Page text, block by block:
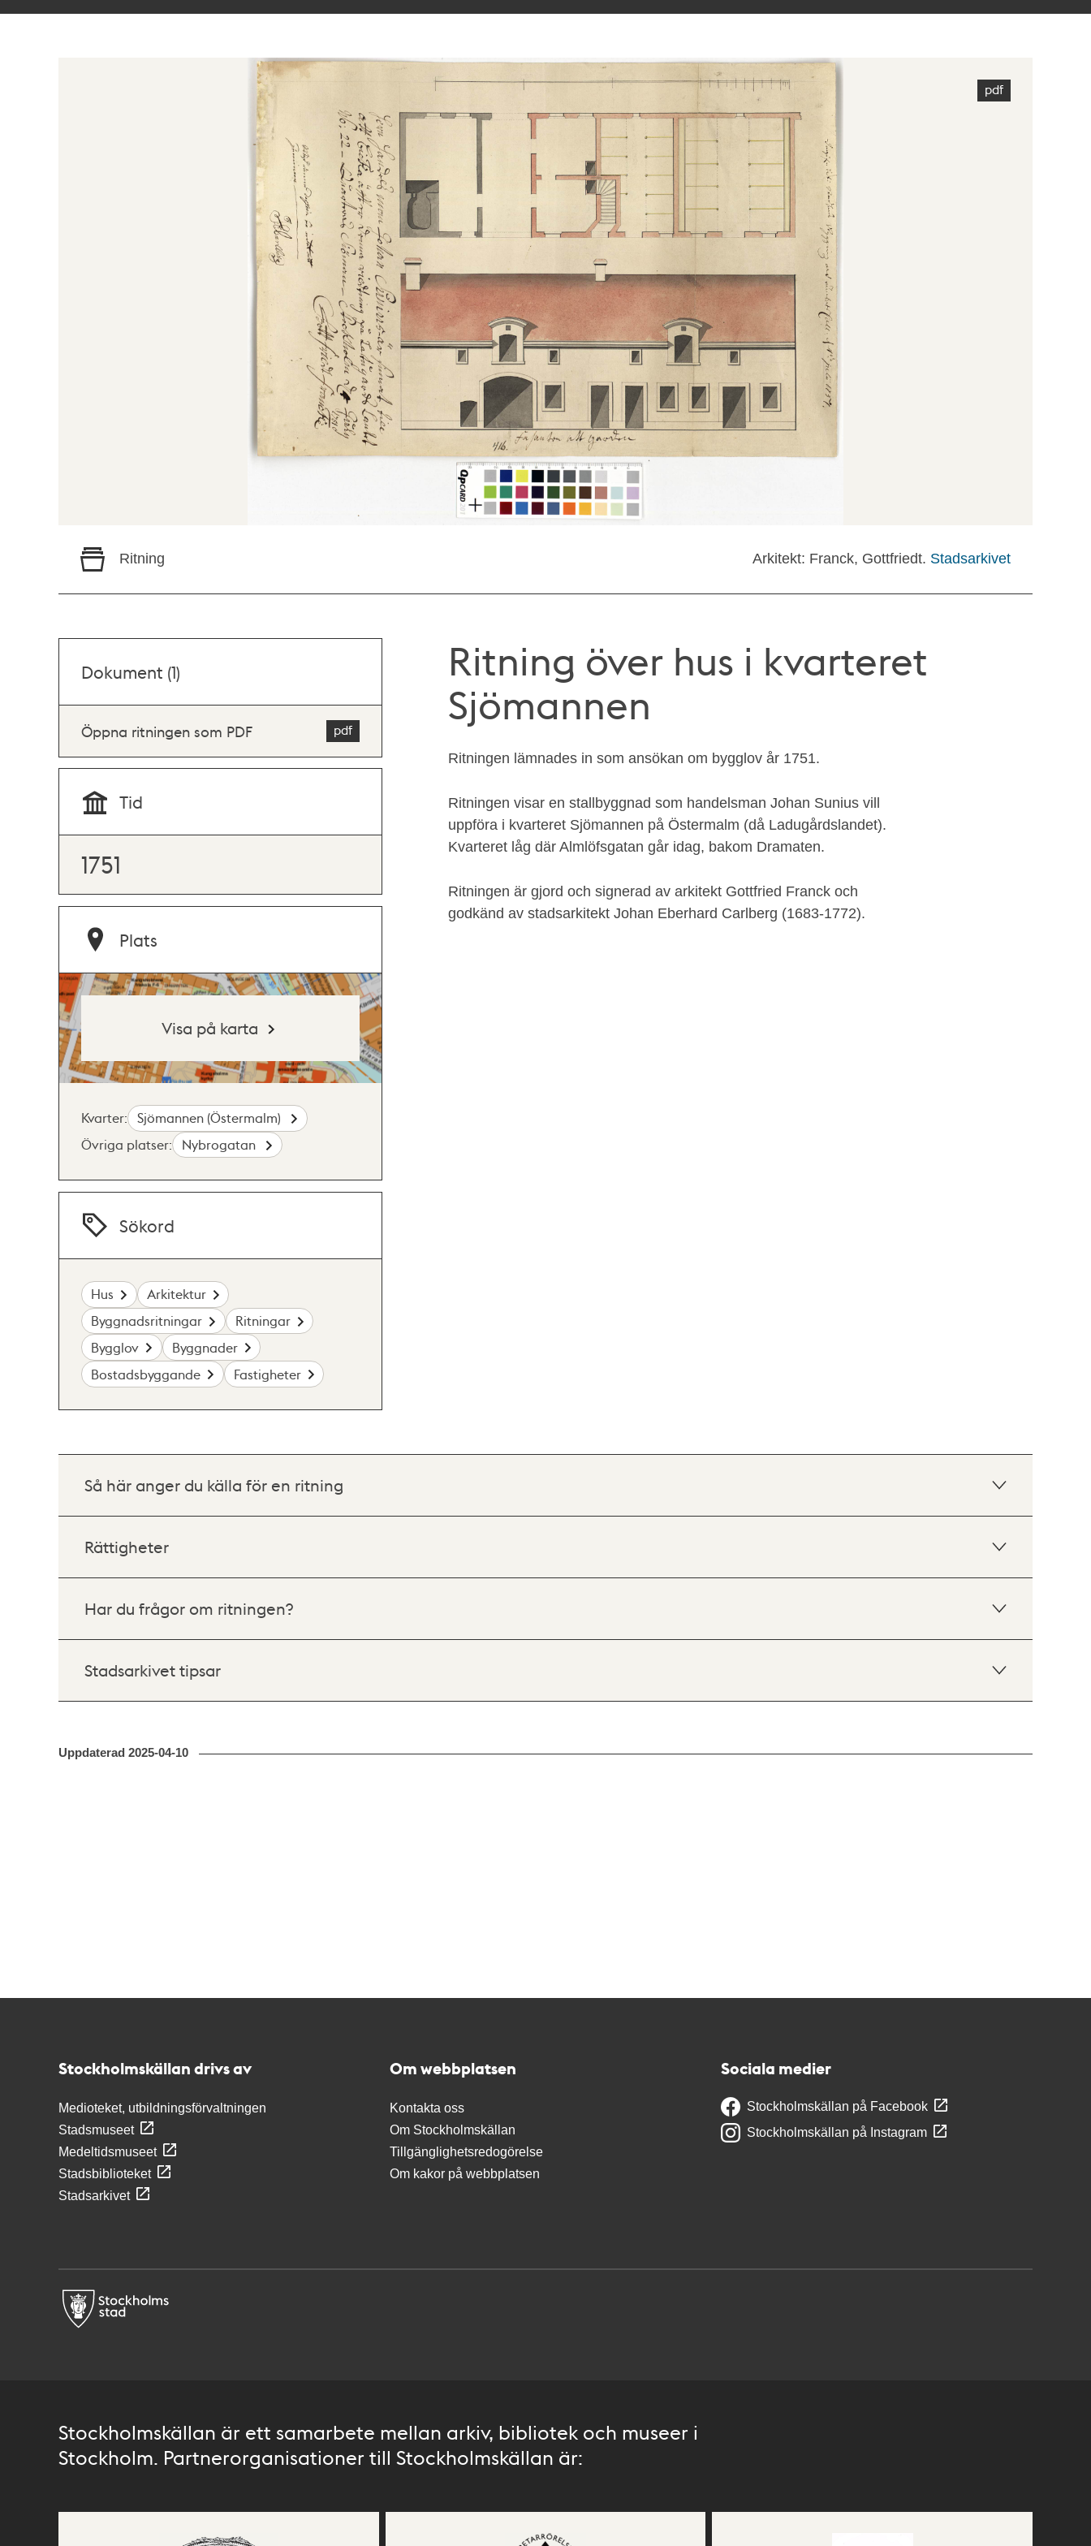
Ritning Arkitekt: Franck, Gottfriedt. Stadsarkivet
Ritning över hus i kvarteret
Sjömannen
Ritningen lämnades in som ansökan om bygglov år 1751.
Ritningen visar en stallbyggnad som handelsman Johan Sunius vill
uppföra i kvarteret Sjömannen på Östermalm (då Ladugårdslandet).
Kvarteret låg där Almlöfsgatan går idag, bakom Dramaten.
Ritningen är gjord och signerad av arkitekt Gottfried Franck och
godkänd av stadsarkitekt Johan Eberhard Carlberg (1683-1772).
Dokument (1)
Öppna ritningen som PDF
Tid
1751
Plats
Visa på karta
Kvarter:
Sjömannen (Östermalm)
Övriga platser:
Nybrogatan
Sökord
Hus
Arkitektur
Byggnadsritningar
Ritningar
Bygglov
Byggnader
Bostadsbyggande
Fastigheter
Så här anger du källa för en ritning
Rättigheter
Har du frågor om ritningen?
Stadsarkivet tipsar
Uppdaterad 2025-04-10
Stockholmskällan drivs av
Medioteket, utbildningsförvaltningen
Stadsmuseet
Medeltidsmuseet
Stadsbiblioteket
Stadsarkivet
Om webbplatsen
Kontakta oss
Om Stockholmskällan
Tillgänglighetsredogörelse
Om kakor på webbplatsen
Sociala medier
Stockholmskällan på Facebook
Stockholmskällan på Instagram
Stockholmskällan är ett samarbete mellan arkiv, bibliotek och museer i
Stockholm. Partnerorganisationer till Stockholmskällan är: